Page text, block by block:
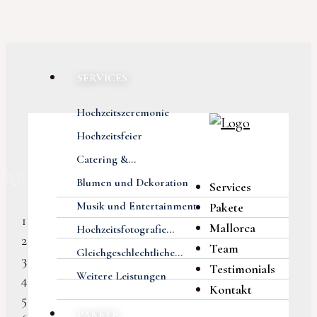
SERVICES
Hochzeitszeremonie
Hochzeitsfeier
Catering &...
Blumen und Dekoration
Musik und Entertainment
Hochzeitsfotografie...
Gleichgeschlechtliche...
Weitere Leistungen
Services
Pakete
Mallorca
Team
Testimonials
Kontakt